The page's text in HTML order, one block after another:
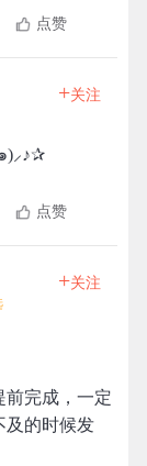
点赞
+关注
)⸝♪✰
点赞
+关注
前完成，一定
及的时候发